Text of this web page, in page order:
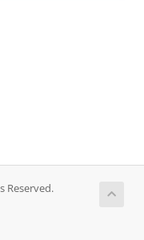
Reserved.